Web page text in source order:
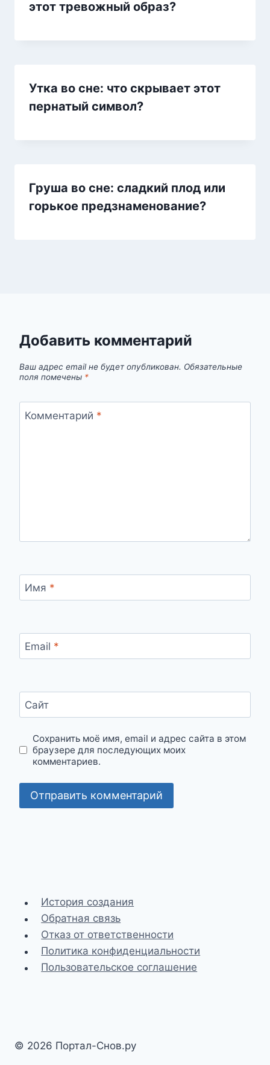
этот тревожный образ?
Утка во сне: что скрывает этот
пернатый символ?
Груша во сне: сладкий плод или
горькое предзнаменование?
Добавить комментарий
Ваш адрес email не будет опубликован. Обязательные
поля помечены *
Комментарий *
Имя *
Email *
Сайт
Сохранить моё имя, email и адрес сайта в этом
браузере для последующих моих
комментариев.
История создания
Обратная связь
Отказ от ответственности
Политика конфиденциальности
Пользовательское соглашение
© 2026 Портал-Снов.ру